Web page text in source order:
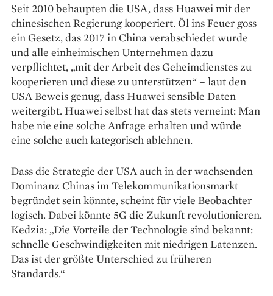
Seit 2010 behaupten die USA, dass Huawei mit der
chinesischen Regierung kooperiert. Öl ins Feuer goss
ein Gesetz, das 2017 in China verabschiedet wurde
und alle einheimischen Unternehmen dazu
verpflichtet, „mit der Arbeit des Geheimdienstes zu
kooperieren und diese zu unterstützen“ – laut den
USA Beweis genug, dass Huawei sensible Daten
weitergibt. Huawei selbst hat das stets verneint: Man
habe nie eine solche Anfrage erhalten und würde
eine solche auch kategorisch ablehnen.
Dass die Strategie der USA auch in der wachsenden
Dominanz Chinas im Telekommunikationsmarkt
begründet sein könnte, scheint für viele Beobachter
logisch. Dabei könnte 5G die Zukunft revolutionieren.
Kedzia: „Die Vorteile der Technologie sind bekannt:
schnelle Geschwindigkeiten mit niedrigen Latenzen.
Das ist der größte Unterschied zu früheren
Standards.“